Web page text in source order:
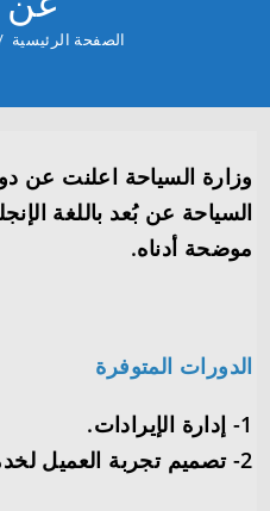
الصفحة الرئيسية
وزارة السياحة اعلنت عن
السياحة عن بُعد باللغة
موضحة أدناه.
الدورات المتوفرة
1- إدارة الإيرادات.
2- تصميم تجربة العميل لخدمة متميزة.